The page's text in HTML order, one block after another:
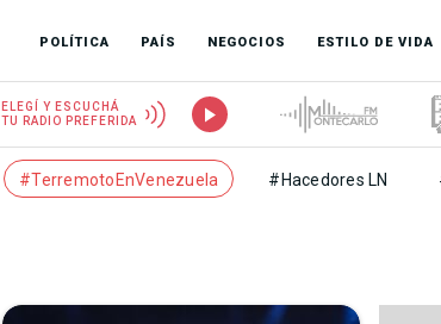
POLÍTICA PAÍS NEGOCIOS ESTILO DE VIDA
ELEGÍ Y ESCUCHÁ
TU RADIO PREFERIDA
#TerremotoEnVenezuela #Hacedores LN